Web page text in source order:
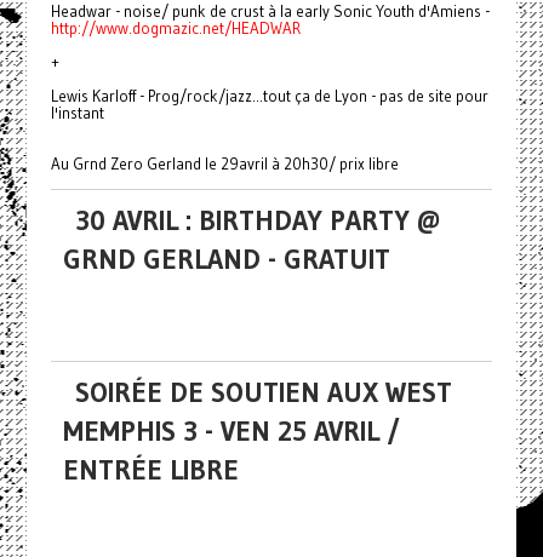
Headwar - noise/ punk de crust à la early Sonic Youth d'Amiens -
http://www.dogmazic.net/HEADWAR
+
Lewis Karloff - Prog/rock/jazz...tout ça de Lyon - pas de site pour
l'instant
Au Grnd Zero Gerland le 29avril à 20h30/ prix libre
30 AVRIL : BIRTHDAY PARTY @
GRND GERLAND - GRATUIT
SOIRÉE DE SOUTIEN AUX WEST
MEMPHIS 3 - VEN 25 AVRIL /
ENTRÉE LIBRE